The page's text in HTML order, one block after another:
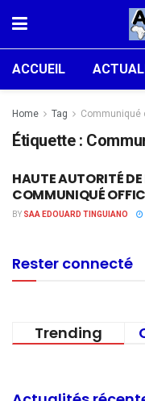
ACCUEIL
Home Tag Communiqué
Étiquette :
ACTUALITÉS
HAUTE AUTORITÉ
COMMUNIQUÉ
BY SAA EDOUARD TINGUIANO
Rester connecté
Trending